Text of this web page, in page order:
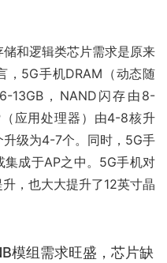
和逻辑类芯片需求是原来
，5G手机DRAM（动态随
13GB，NAND闪存由8-
应用处理器）由4-8核升
级为4-7个。同时，5G手
成于AP之中。5G手机对
，也大大提升了12英寸晶
模组需求旺盛，芯片缺